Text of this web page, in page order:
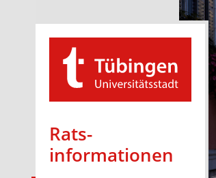
Rats­
informationen